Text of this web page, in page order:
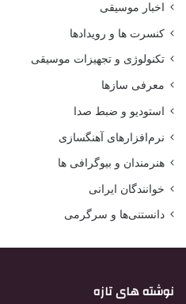
اخبار موسیقی
کنسرت ها و رویدادها
تکنولوژی و تجهیزات موسیقی
معرفی سازها
استودیو و ضبط صدا
نرم‌افزارهای آهنگسازی
هنرمندان و بیوگرافی ها
خوانندگان ایرانی
دانستنی‌ها و سرگرمی
نوشته های تازه